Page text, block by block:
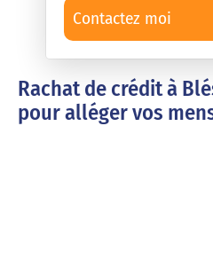
Contactez moi
Rachat de crédit à
pour alléger vos